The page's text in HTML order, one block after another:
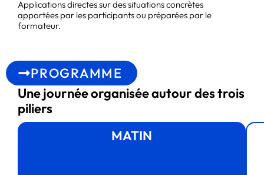
Applications directes sur des situations concrètes
apportées par les participants ou préparées par le
formateur.
PROGRAMME
Une journée organisée autour des trois
piliers
MATIN